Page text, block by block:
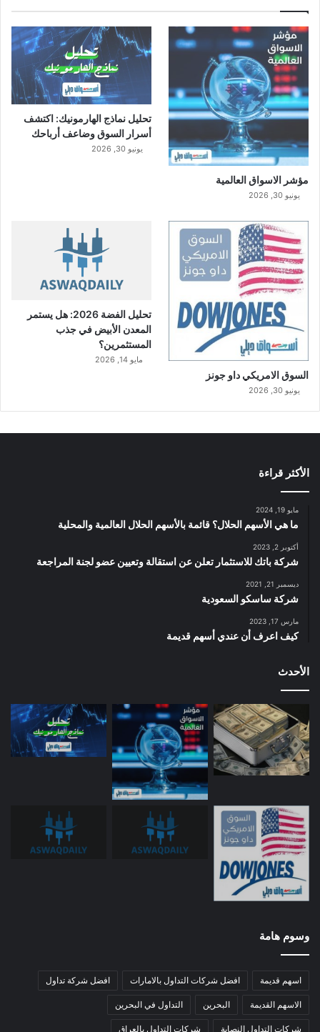
مؤشر الاسواق العالمية
يونيو 30, 2026
تحليل نماذج الهارمونيك: اكتشف
أسرار السوق وضاعف أرباحك
يونيو 30, 2026
السوق الامريكي داو جونز
يونيو 30, 2026
تحليل الفضة 2026: هل يستمر
المعدن الأبيض في جذب
المستثمرين؟
مايو 14, 2026
الأكثر قراءة
مايو 19, 2024
ما هي الأسهم الحلال؟ قائمة بالأسهم الحلال العالمية والمحلية
أكتوبر 2, 2023
شركة باتك للاستثمار تعلن عن استقالة وتعيين عضو لجنة المراجعة
ديسمبر 21, 2021
شركة ساسكو السعودية
مارس 17, 2023
كيف اعرف أن عندي أسهم قديمة
الأحدث
وسوم هامة
اسهم قديمة افضل شركات التداول بالامارات افضل شركة تداول
الاسهم القديمة البحرين التداول في البحرين
شركات التداول النصابة شركات التداول بالعراق